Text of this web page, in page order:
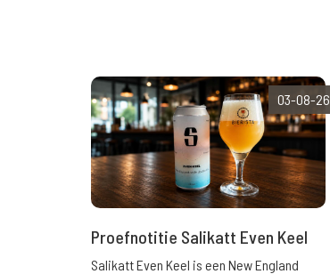
03-08-26
Proefnotitie Salikatt Even Keel
Salikatt Even Keel is een New England